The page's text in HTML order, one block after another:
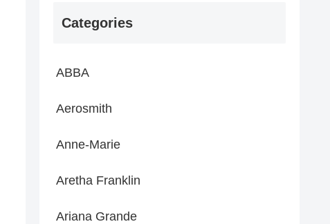
Categories
ABBA
Aerosmith
Anne-Marie
Aretha Franklin
Ariana Grande